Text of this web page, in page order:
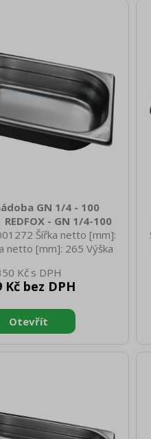
GN 1/4 - 100
- GN 1/4-100
Šířka netto [mm]:
netto [mm]: 265 Výška
[mm]: 350 Hloubka
540 Výška brutto [mm]:
304 Vnější barva zařízení:
GN zařízení [mm]:
/ EN zařízení [mm]: GN
Kč
Kč bez DPH